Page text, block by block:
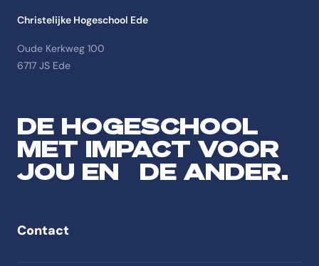
Christelijke Hogeschool Ede
Oude Kerkweg 100
6717 JS Ede
DE HOGESCHOOL
MET IMPACT VOOR
JOU EN DE ANDER.
Contact